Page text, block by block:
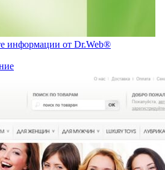
информации от Dr.Web®